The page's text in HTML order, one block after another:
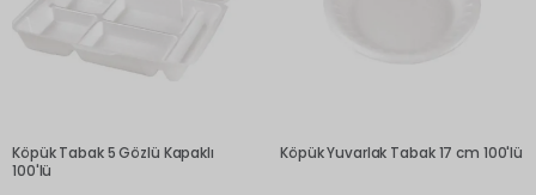
Köpük Tabak 5 Gözlü Kapaklı
100'lü
Köpük Yuvarlak Tabak 17 cm 100'lü